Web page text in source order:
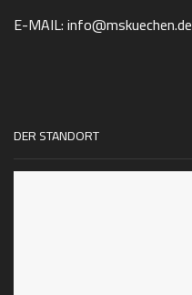
E-MAIL: info@mskuechen.de
DER STANDORT